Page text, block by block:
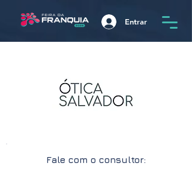
Entrar
Fale com o consultor: